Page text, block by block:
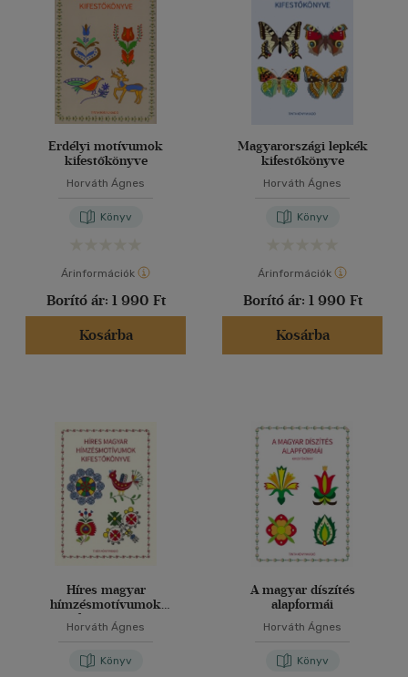
Erdélyi motívumok
kifestőkönyve
Horváth Ágnes
Könyv
Árinformációk
Borító ár: 1 990 Ft
Kosárba
Magyarországi lepkék
kifestőkönyve
Horváth Ágnes
Könyv
Árinformációk
Borító ár: 1 990 Ft
Kosárba
Híres magyar
hímzésmotívumok
kifestőkönyve
Horváth Ágnes
Könyv
A magyar díszítés
alapformái
Horváth Ágnes
Könyv